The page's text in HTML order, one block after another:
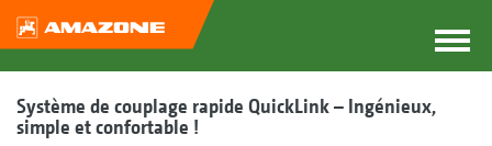
Système de couplage rapide QuickLink – Ingénieux,
simple et confortable !